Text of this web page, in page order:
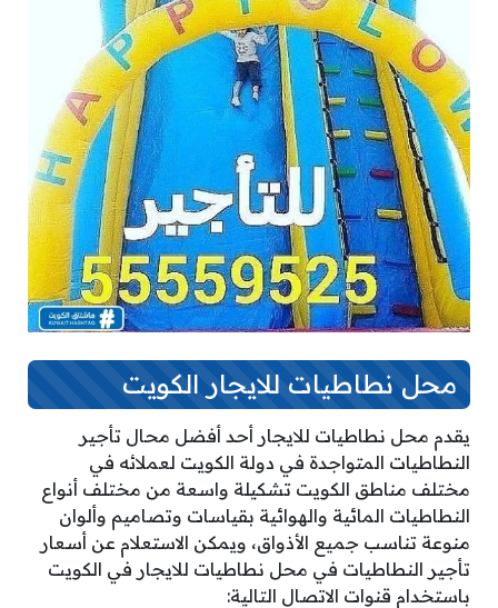
محل نطاطيات للايجار الكويت
يقدم محل نطاطيات للايجار أحد أفضل محال تأجير
النطاطيات المتواجدة في دولة الكويت لعملائه في
مختلف مناطق الكويت تشكيلة واسعة من مختلف أنواع
النطاطيات المائية والهوائية بقياسات وتصاميم وألوان
منوعة تناسب جميع الأذواق، ويمكن الاستعلام عن أسعار
تأجير النطاطيات في محل نطاطيات للايجار في الكويت
باستخدام قنوات الاتصال التالية: